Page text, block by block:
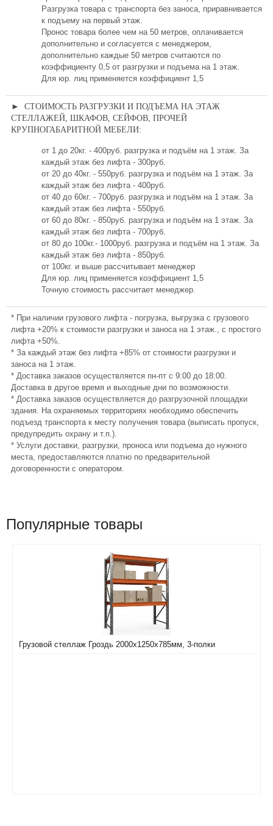
Разгрузка товара с транспорта без заноса, приравнивается
к подъему на первый этаж.
Пронос товара более чем на 50 метров, оплачивается
дополнительно и согласуется с менеджером,
дополнительно каждые 50 метров считаются по
коэффициенту 0,5 от разгрузки и подъема на 1 этаж.
Для юр. лиц применяется коэффициент 1,5
► СТОИМОСТЬ РАЗГРУЗКИ И ПОДЪЕМА НА ЭТАЖ
СТЕЛЛАЖЕЙ, ШКАФОВ, СЕЙФОВ, ПРОЧЕЙ
КРУПНОГАБАРИТНОЙ МЕБЕЛИ:
от 1 до 20кг. - 400руб. разгрузка и подъём на 1 этаж. За
каждый этаж без лифта - 300руб.
от 20 до 40кг. - 550руб. разгрузка и подъём на 1 этаж. За
каждый этаж без лифта - 400руб.
от 40 до 60кг. - 700руб. разгрузка и подъём на 1 этаж. За
каждый этаж без лифта - 550руб.
от 60 до 80кг. - 850руб. разгрузка и подъём на 1 этаж. За
каждый этаж без лифта - 700руб.
от 80 до 100кг.- 1000руб. разгрузка и подъём на 1 этаж. За
каждый этаж без лифта - 850руб.
от 100кг. и выше рассчитывает менеджер
Для юр. лиц применяется коэффициент 1,5
Точную стоимость рассчитает менеджер.
* При наличии грузового лифта - погрузка, выгрузка с грузового
лифта +20% к стоимости разгрузки и заноса на 1 этаж., с простого
лифта +50%.
* За каждый этаж без лифта +85% от стоимости разгрузки и
заноса на 1 этаж.
* Доставка заказов осуществляется пн-пт с 9:00 до 18:00.
Доставка в другое время и выходные дни по возможности.
* Доставка заказов осуществляется до разгрузочной площадки
здания. На охраняемых территориях необходимо обеспечить
подъезд транспорта к месту получения товара (выписать пропуск,
предупредить охрану и т.п.).
* Услуги доставки, разгрузки, проноса или подъема до нужного
места, предоставляются платно по предварительной
договоренности с оператором.
Популярные товары
Грузовой стеллаж Гроздь 2000х1250х785мм, 3-полки